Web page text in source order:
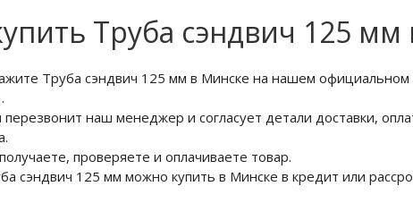
Труба сэндвич 125
Труба сэндвич 125 мм в Минске на нашем официальном
.
наш менеджер и согласует детали доставки,
проверяете и оплачиваете товар.
сэндвич 125 мм можно купить в Минске в кредит или